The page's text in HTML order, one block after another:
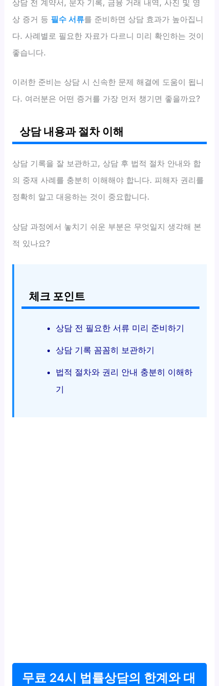
상담 전 계약서, 문자 기록, 금융 거래 내역, 사진 및 영
상 증거 등 필수 서류를 준비하면 상담 효과가 높아집니
다. 사례별로 필요한 자료가 다르니 미리 확인하는 것이
좋습니다.
이러한 준비는 상담 시 신속한 문제 해결에 도움이 됩니
다. 여러분은 어떤 증거를 가장 먼저 챙기면 좋을까요?
상담 내용과 절차 이해
상담 기록을 잘 보관하고, 상담 후 법적 절차 안내와 합
의 중재 사례를 충분히 이해해야 합니다. 피해자 권리를
정확히 알고 대응하는 것이 중요합니다.
상담 과정에서 놓치기 쉬운 부분은 무엇일지 생각해 본
적 있나요?
체크 포인트
상담 전 필요한 서류 미리 준비하기
상담 기록 꼼꼼히 보관하기
법적 절차와 권리 안내 충분히 이해하
기
무료 24시 법률상담의 한계와 대